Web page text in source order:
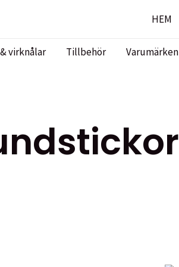
HEM
virknålar Tillbehör Varumärken